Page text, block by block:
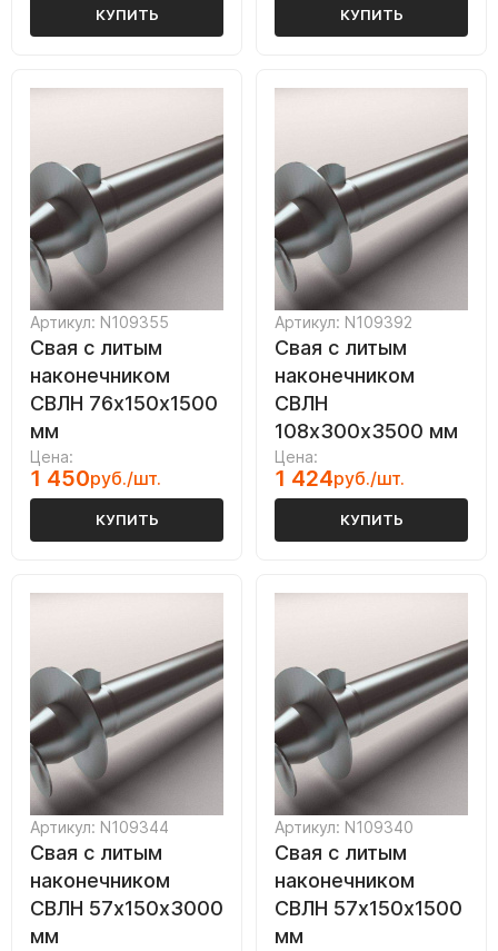
КУПИТЬ КУПИТЬ
Артикул: N109355
Свая с литым
наконечником
СВЛН 76х150х1500
мм
Цена:
1 450руб./шт.
КУПИТЬ
Артикул: N109392
Свая с литым
наконечником
СВЛН
108х300х3500 мм
Цена:
1 424руб./шт.
КУПИТЬ
Артикул: N109344
Свая с литым
наконечником
СВЛН 57х150х3000
мм
Артикул: N109340
Свая с литым
наконечником
СВЛН 57х150х1500
мм